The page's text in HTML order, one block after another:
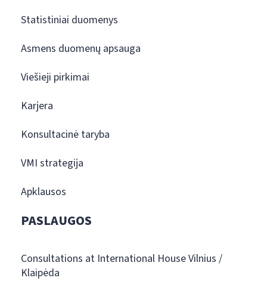
Statistiniai duomenys
Asmens duomenų apsauga
Viešieji pirkimai
Karjera
Konsultacinė taryba
VMI strategija
Apklausos
PASLAUGOS
Consultations at International House Vilnius /
Klaipėda